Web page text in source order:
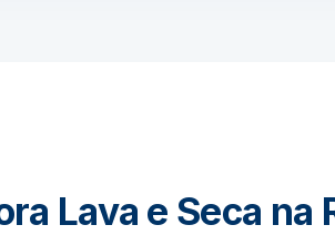
Lava e Seca na